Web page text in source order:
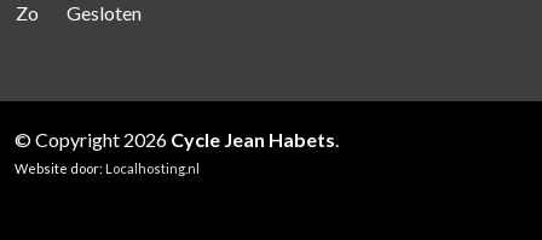
Zo
Gesloten
© Copyright 2026 Cycle Jean Habets.
Website door: Localhosting.nl